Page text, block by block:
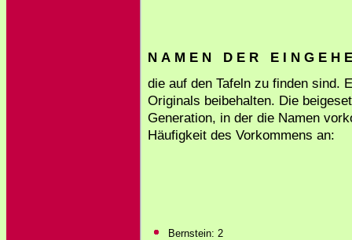
N A M E N D E R E I N G E H
die auf den Tafeln zu finden sind.
Originals beibehalten. Die
Generation, in der die Namen
Häufigkeit des Vorkommens an:
Bernstein: 2